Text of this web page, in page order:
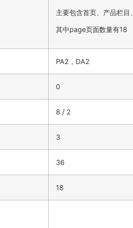
主要包含首页、产品栏目
其中page页面数量有18
PA2，DA2
0
8 / 2
3
36
18